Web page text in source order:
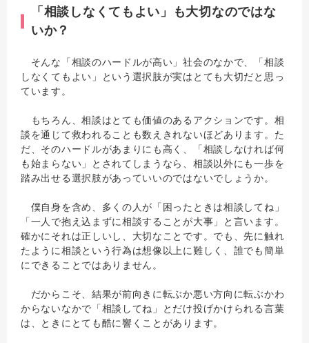
「相談しなくてもよい」も大切なのではな
いか？
そんな「相談のハードルが高い」社会のなかで、「相談
しなくてもよい」という選択肢が実はとても大切だと思っ
ています。
もちろん、相談はとても価値のあるアクションです。相
談を通じて救われることも数えきれないほどあります。た
だ、そのハードルがあまりにも高く、「相談しなければ何
も始まらない」とされてしまうなら、相談以外にも一歩を
踏み出せる選択肢があっていいのではないでしょうか。
僕自身を含め、多くの人が「困ったときは相談してね」
「一人で抱え込まずに相談することが大事」と言います。
確かにそれは正しいし、大切なことです。でも、先に触れ
たように相談という行為は想像以上に難しく、誰でも簡単
にできることではありません。
だからこそ、結果が前向きに転ぶか悪い方向に転ぶかわ
からないなかで「相談してね」とだけ投げかけられる言葉
は、ときにとても酷に響くことがあります。